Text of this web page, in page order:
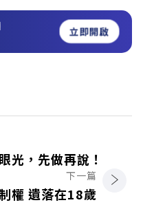
立即開啟
光，先做再說！
下一篇
權 遺落在18歲